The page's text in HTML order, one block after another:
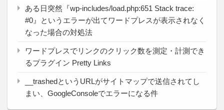
ある日突然『wp-includes/load.php:651 Stack trace:
#0』というエラーが出てワードプレスが表示されなく
なった場合の対処法
ワードプレスでリンクのクリック数を測定・計測でき
るプラグイン Pretty Links
__trashedというURLがサイトマップで送信されてし
まい、GoogleConsoleでエラーになる件